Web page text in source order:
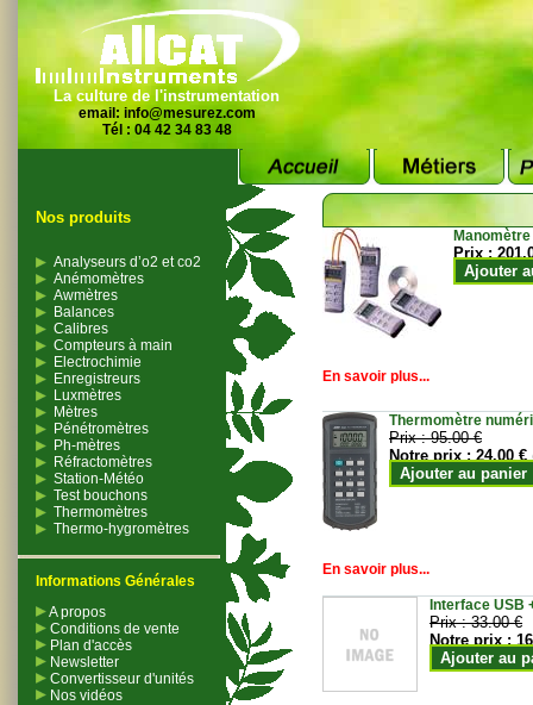
La culture de l'instrumentation
email: info@mesurez.com
Tél : 04 42 34 83 48
Nos produits
Analyseurs d’o2 et co2
Anémomètres
Awmètres
Balances
Calibres
Compteurs à main
Electrochimie
Enregistreurs
Luxmètres
Mètres
Pénétromètres
Ph-mètres
Réfractomètres
Station-Météo
Test bouchons
Thermomètres
Thermo-hygromètres
Informations Générales
A propos
Conditions de vente
Plan d'accès
Newsletter
Convertisseur d'unités
Nos vidéos
Prix :
Ajouter
En savoir plus...
Thermomètre
Prix :95.00 €
Notre prix :24.00 €
Ajouter au panier
En savoir plus...
Interface USB
Prix :33.00 €
Notre prix :
Ajouter au